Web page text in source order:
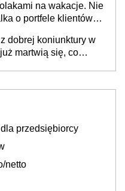
na wakacje. Nie
o portfele klientów
dobrej koniunktury w
martwią się, co
przedsiębiorcy
netto